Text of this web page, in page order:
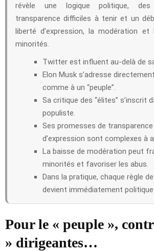
révèle une logique politique,
transparence difficiles à tenir et un
liberté d’expression, la modération
minorités.
Twitter est influent au-delà de
Elon Musk s’adresse
comme à un “peuple”.
Sa critique des “élites” s’inscrit
populiste.
Ses promesses de
d’expression sont complexes à
La baisse de modération peut
minorités et favoriser les abus.
Dans la pratique, chaque règle
devient immédiatement politique.
Pour le « peuple »,
» dirigeantes…